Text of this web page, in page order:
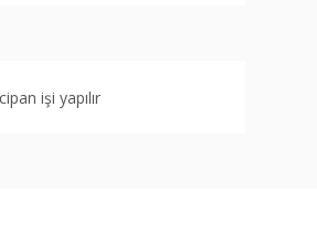
işi yapılır